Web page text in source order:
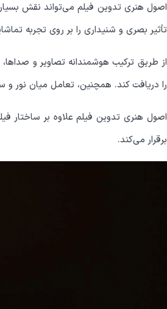
اصول هنری تدوین فیلم می‌تواند نقش بسیار
تأثیر بصری و شنیداری را بر روی تجربه
از طریق ترکیب هوشمندانه تصاویر و
را دریافت کند. همچنین، تعامل میان نور
اصول هنری تدوین فیلم علاوه بر ساختار
برقرار می‌کند.